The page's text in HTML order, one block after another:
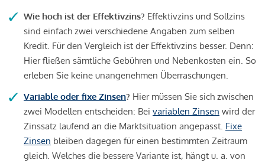
Wie hoch ist der Effektivzins? Effektivzins und Sollzins
sind einfach zwei verschiedene Angaben zum selben
Kredit. Für den Vergleich ist der Effektivzins besser. Denn:
Hier fließen sämtliche Gebühren und Nebenkosten ein. So
erleben Sie keine unangenehmen Überraschungen.
Variable oder fixe Zinsen? Hier müssen Sie sich zwischen
zwei Modellen entscheiden: Bei variablen Zinsen wird der
Zinssatz laufend an die Marktsituation angepasst. Fixe
Zinsen bleiben dagegen für einen bestimmten Zeitraum
gleich. Welches die bessere Variante ist, hängt u. a. von